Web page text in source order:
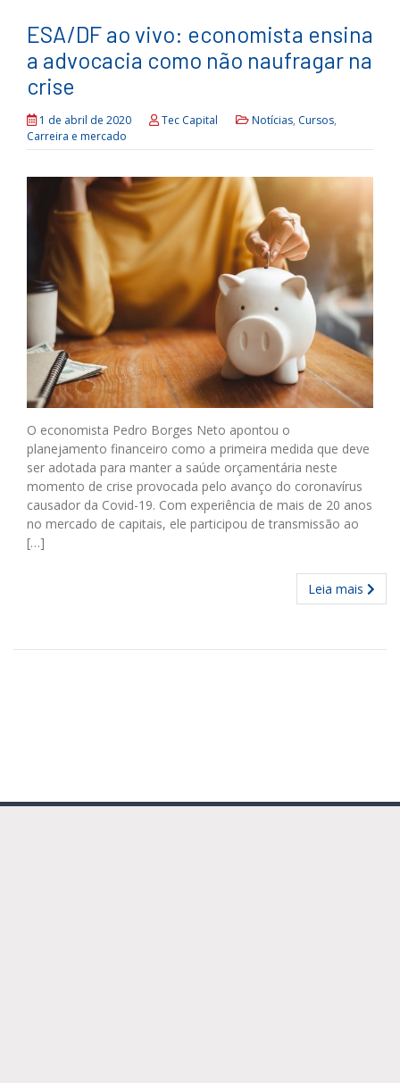
ESA/DF ao vivo: economista ensina
a advocacia como não naufragar na
crise
1 de abril de 2020 Tec Capital Notícias, Cursos,
Carreira e mercado
O economista Pedro Borges Neto apontou o
planejamento financeiro como a primeira medida que deve
ser adotada para manter a saúde orçamentária neste
momento de crise provocada pelo avanço do coronavírus
causador da Covid-19. Com experiência de mais de 20 anos
no mercado de capitais, ele participou de transmissão ao
[…]
Leia mais